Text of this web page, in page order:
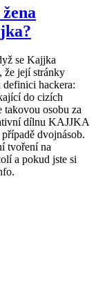
se Kajjka
že její stránky
hackera:
do cizích
takovou osobu za
dílnu KAJJKA
dvojnásob.
tvoření na
a pokud jste si